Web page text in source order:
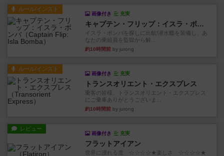
ルール/インスト
画像付き 充実
キャプテン・フリップ：イスラ・ボンバ
イスラ・ボンバを探しに出航!潜水艦を装備し、あ
なたの乗組員を監獄から解...
約10時間前 by jurong
ルール/インスト
画像付き 充実
トランスオリエント・エクスプレス
乗客の皆様、トランスオリエント・エクスプレス
にご乗車ありがとうございま...
約10時間前 by jurong
レビュー
画像付き 充実
フラットアイアン
世界に浸れる度 ☆☆☆☆★楽しさ ☆☆☆☆★